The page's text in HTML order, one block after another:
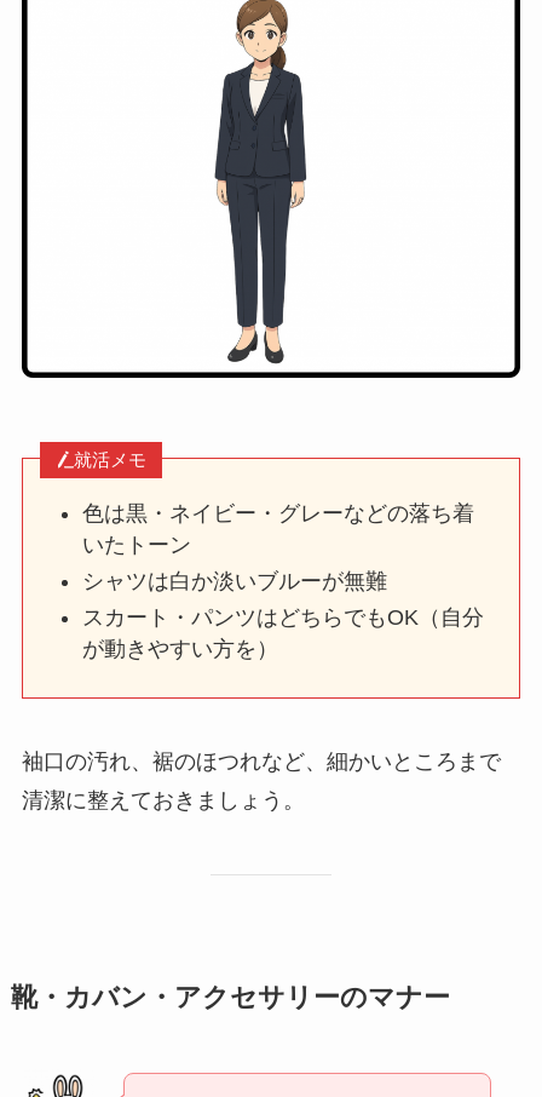
就活メモ
色は黒・ネイビー・グレーなどの落ち着
いたトーン
シャツは白か淡いブルーが無難
スカート・パンツはどちらでもOK（自分
が動きやすい方を）
袖口の汚れ、裾のほつれなど、細かいところまで
清潔に整えておきましょう。
靴・カバン・アクセサリーのマナー